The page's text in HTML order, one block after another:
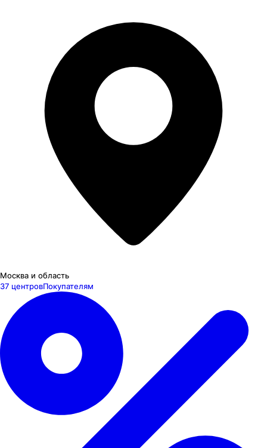
Москва и область
37 центровПокупателям